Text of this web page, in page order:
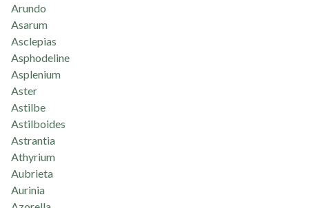
Arundo
Asarum
Asclepias
Asphodeline
Asplenium
Aster
Astilbe
Astilboides
Astrantia
Athyrium
Aubrieta
Aurinia